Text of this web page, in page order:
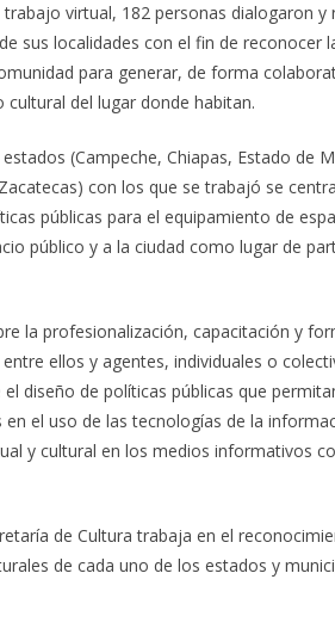
virtual, 182 personas dialogaron y
sus localidades con el fin de reconocer
para generar, de forma
del lugar donde habitan.
(Campeche, Chiapas, Estado de
con los que se trabajó se
públicas para el equipamiento de
público y a la ciudad como lugar de
la profesionalización, capacitación y
ellos y agentes, individuales o
diseño de políticas públicas que
el uso de las tecnologías de la
y cultural en los medios informativos
de Cultura trabaja en el
de cada uno de los estados y